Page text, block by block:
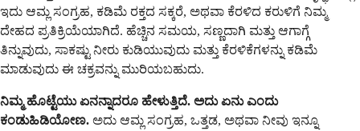
ಇದು ಆಮ್ಲ ಸಂಗ್ರಹ, ಕಡಿಮೆ ರಕ್ತದ ಸಕ್ಕರೆ, ಅಥವಾ ಕೆರಳಿದ ಕರುಳಿಗೆ ನಿಮ್ಮ
ದೇಹದ ಪ್ರತಿಕ್ರಿಯೆಯಾಗಿದೆ. ಹೆಚ್ಚಿನ ಸಮಯ, ಸಣ್ಣದಾಗಿ ಮತ್ತು ಆಗಾಗ್ಗೆ
ತಿನ್ನುವುದು, ಸಾಕಷ್ಟು ನೀರು ಕುಡಿಯುವುದು ಮತ್ತು ಕೆರಳಿಕೆಗಳನ್ನು ಕಡಿಮೆ
ಮಾಡುವುದು ಈ ಚಕ್ರವನ್ನು ಮುರಿಯಬಹುದು.
ನಿಮ್ಮ ಹೊಟ್ಟೆಯು ಏನನ್ನಾದರೂ ಹೇಳುತ್ತಿದೆ. ಅದು ಏನು ಎಂದು
ಕಂಡುಹಿಡಿಯೋಣ. ಅದು ಆಮ್ಲ ಸಂಗ್ರಹ, ಒತ್ತಡ, ಅಥವಾ ನೀವು ಇನ್ನೂ